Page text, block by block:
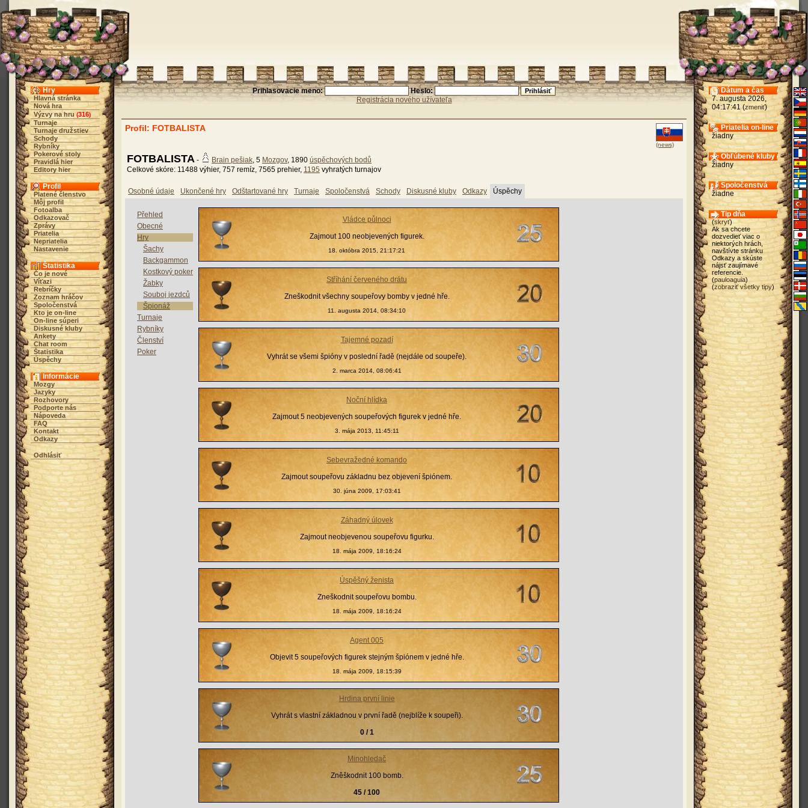
Hry
Hlavná stránka
Nová hra
Výzvy na hru (316)
Turnaje
Turnaje družstiev
Schody
Rybníky
Pokerové stoly
Pravidlá hier
Editory hier
Profil
Platené členstvo
Môj profil
Fotoalba
Odkazovač
Zprávy
Priatelia
Nepriatelia
Nastavenie
Štatistika
Čo je nové
Víťazi
Rebríčky
Zoznam hráčov
Spoločenstvá
Kto je on-line
On-line súperi
Diskusné kluby
Ankety
Chat room
Štatistika
Úspěchy
Informácie
Mozgy
Jazyky
Rozhovory
Podporte nás
Nápoveda
FAQ
Kontakt
Odkazy
Odhlásiť
Prihlasovacie meno:
Heslo:
Registrácia nového užívateľa
(news)
Profil: FOTBALISTA
FOTBALISTA - Brain pešiak, 5 Mozgov, 1890 úspěchových bodů
Celkové skóre: 11488 výhier, 757 remíz, 7565 prehier, 1195 vyhratých turnajov
Osobné údaje Ukončené hry Odštartované hry Turnaje Spoločenstvá Schody Diskusné kluby Odkazy Úspěchy
Přehled
Obecné
Hry
Šachy
Backgammon
Kostkový poker
Žabky
Souboj jezdců
Špionáž
Turnaje
Rybníky
Členství
Poker
Vládce půlnoci
Zajmout 100 neobjevených figurek.
18. októbra 2015, 21:17:21
Stříhání červeného drátu
Zneškodnit všechny soupeřovy bomby v jedné hře.
11. augusta 2014, 08:34:10
Tajemné pozadí
Vyhrát se všemi špióny v poslední řadě (nejdále od soupeře).
2. marca 2014, 08:06:41
Noční hlídka
Zajmout 5 neobjevených soupeřových figurek v jedné hře.
3. mája 2013, 11:45:11
Sebevražedné komando
Zajmout soupeřovu základnu bez objevení špiónem.
30. júna 2009, 17:03:41
Záhadný úlovek
Zajmout neobjevenou soupeřovu figurku.
18. mája 2009, 18:16:24
Úspěšný ženista
Zneškodnit soupeřovu bombu.
18. mája 2009, 18:16:24
Agent 005
Objevit 5 soupeřových figurek stejným špiónem v jedné hře.
18. mája 2009, 18:15:39
Hrdina první linie
Vyhrát s vlastní základnou v první řadě (nejblíže k soupeři).
0 / 1
Minohledač
Zněškodnit 100 bomb.
45 / 100
Dátum a čas
7. augusta 2026,
04:17:41 (zmeniť)
Priatelia on-line
žiadny
Obľúbené kluby
žiadny
Spoločenstvá
žiadne
Tip dňa
(skryť)
Ak sa chcete
dozvedieť viac o
niektorých hrách,
navštívte stránku
Odkazy a skúste
nájsť zaujímavé
referencie.
(pauloaguia)
(zobraziť všetky tipy)